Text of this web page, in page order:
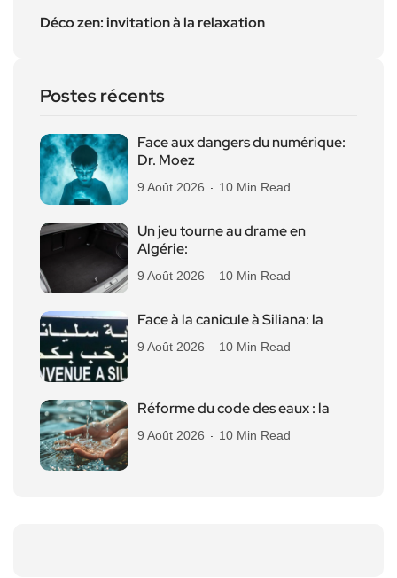
Déco zen: invitation à la relaxation
Postes récents
Face aux dangers du numérique:
Dr. Moez
9 Août 2026 10 Min Read
Un jeu tourne au drame en
Algérie:
9 Août 2026 10 Min Read
Face à la canicule à Siliana: la
9 Août 2026 10 Min Read
Réforme du code des eaux : la
9 Août 2026 10 Min Read